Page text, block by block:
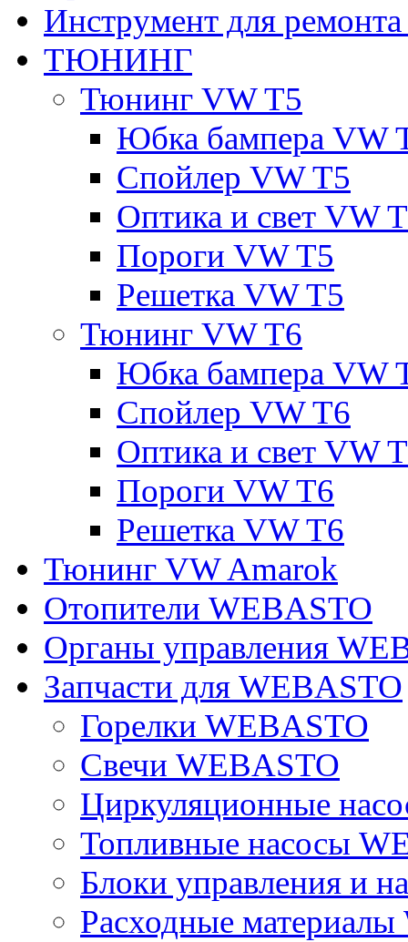
Инструмент для
ТЮНИНГ
Тюнинг VW T5
Юбка бампера VW
Спойлер VW T5
Оптика и свет VW
Пороги VW T5
Решетка VW T5
Тюнинг VW T6
Юбка бампера VW
Спойлер VW T6
Оптика и свет VW
Пороги VW T6
Решетка VW T6
Тюнинг VW Amarok
Отопители WEBASTO
Органы управления
Запчасти для WEBASTO
Горелки WEBASTO
Свечи WEBASTO
Циркуляционные
Топливные насосы
Блоки управления и
Расходные